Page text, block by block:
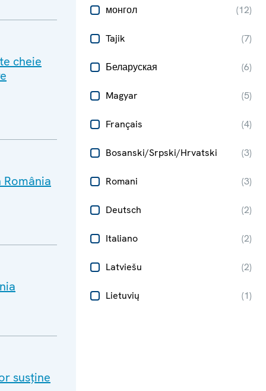
монгол (12)
Tajik (7)
Беларуская (6)
Magyar (5)
Français (4)
Bosanski/Srpski/Hrvatski (3)
Romani (3)
Deutsch (2)
Italiano (2)
Latviešu (2)
Lietuvių (1)
cheie
susține